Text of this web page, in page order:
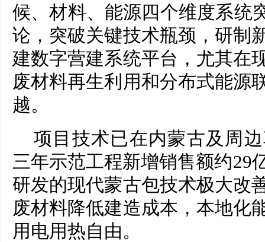
候、材料、能源四个维度系统
论，突破关键技术瓶颈，研制
建数字营建系统平台，尤其在
废材料再生利用和分布式能源
越。
项目技术已在内蒙古及周
三年示范工程新增销售额约29
研发的现代蒙古包技术极大改
废材料降低建造成本，本地化
用电用热自由。